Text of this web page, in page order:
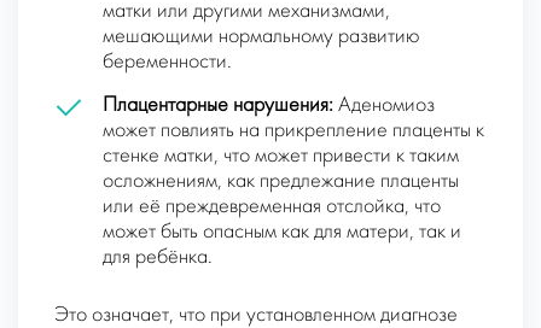
матки или другими механизмами,
мешающими нормальному развитию
беременности.
Плацентарные нарушения: Аденомиоз
может повлиять на прикрепление плаценты к
стенке матки, что может привести к таким
осложнениям, как предлежание плаценты
или её преждевременная отслойка, что
может быть опасным как для матери, так и
для ребёнка.
Это означает, что при установленном диагнозе